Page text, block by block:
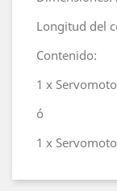
Longitud del
Contenido:
1 x
ó
1 x